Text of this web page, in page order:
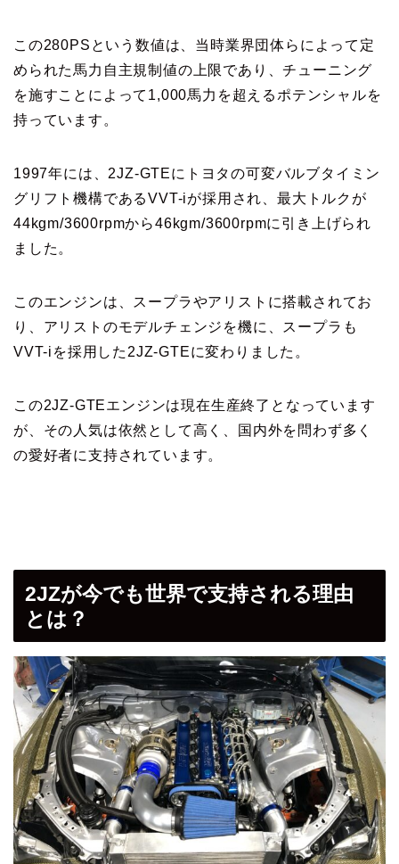
この280PSという数値は、当時業界団体らによって定
められた馬力自主規制値の上限であり、チューニング
を施すことによって1,000馬力を超えるポテンシャルを
持っています。
1997年には、2JZ-GTEにトヨタの可変バルブタイミン
グリフト機構であるVVT-iが採用され、最大トルクが
44kgm/3600rpmから46kgm/3600rpmに引き上げられ
ました。
このエンジンは、スープラやアリストに搭載されてお
り、アリストのモデルチェンジを機に、スープラも
VVT-iを採用した2JZ-GTEに変わりました。
この2JZ-GTEエンジンは現在生産終了となっています
が、その人気は依然として高く、国内外を問わず多く
の愛好者に支持されています。
2JZが今でも世界で支持される理由
とは？